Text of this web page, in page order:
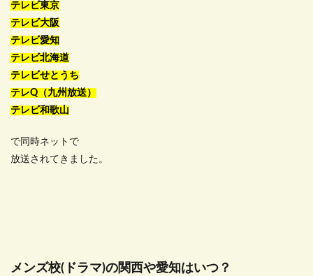
テレビ東京
テレビ大阪
テレビ愛知
テレビ北海道
テレビせとうち
テレQ（九州放送）
テレビ和歌山
で同時ネットで
放送されてきました。
メンズ校(ドラマ)の関西や愛知はいつ？